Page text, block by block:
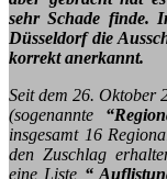
sehr Schade finde.
Düsseldorf die
korrekt anerkannt.
Seit dem 26. Oktober
(sogenannte
insgesamt 16
den Zuschlag
eine Liste “